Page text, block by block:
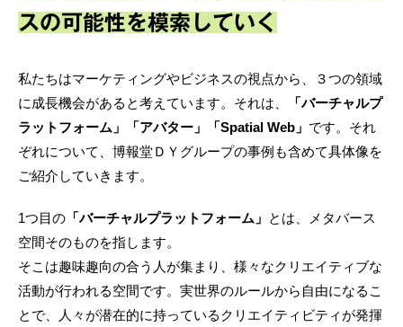
スの可能性を模索していく
私たちはマーケティングやビジネスの視点から、３つの領域
に成長機会があると考えています。それは、
「バーチャルプ
ラットフォーム」「アバター」「Spatial Web」 です。それ
ぞれについて、博報堂ＤＹグループの事例も含めて具体像を
ご紹介していきます。
1つ目の 「バーチャルプラットフォーム」 とは、メタバース
空間そのものを指します。
そこは趣味趣向の合う人が集まり、様々なクリエイティブな
活動が行われる空間です。実世界のルールから自由になるこ
とで、人々が潜在的に持っているクリエイティビティが発揮